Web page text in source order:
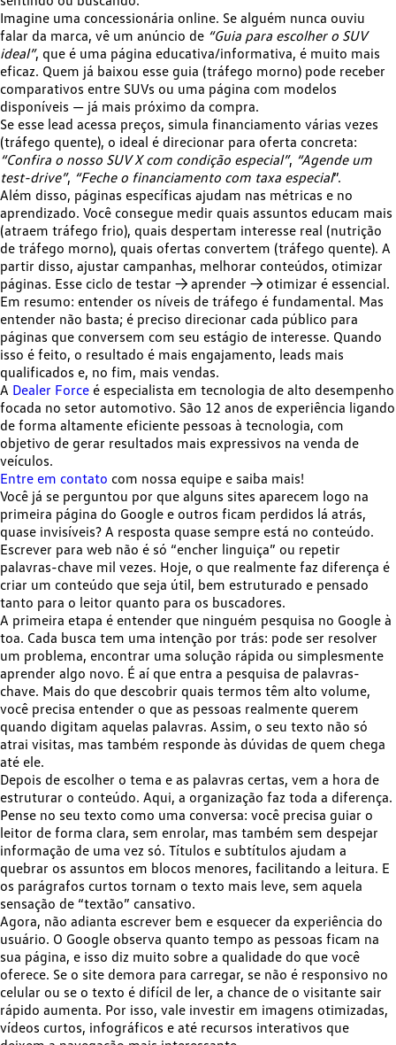
Imagine uma concessionária online. Se alguém nunca ouviu
falar da marca, vê um anúncio de “Guia para escolher o SUV
ideal”, que é uma página educativa/informativa, é muito mais
eficaz. Quem já baixou esse guia (tráfego morno) pode receber
comparativos entre SUVs ou uma página com modelos
disponíveis — já mais próximo da compra.
Se esse lead acessa preços, simula financiamento várias vezes
(tráfego quente), o ideal é direcionar para oferta concreta:
“Confira o nosso SUV X com condição especial”, “Agende um
test-drive”, “Feche o financiamento com taxa especial”.
Além disso, páginas específicas ajudam nas métricas e no
aprendizado. Você consegue medir quais assuntos educam mais
(atraem tráfego frio), quais despertam interesse real (nutrição
de tráfego morno), quais ofertas convertem (tráfego quente). A
partir disso, ajustar campanhas, melhorar conteúdos, otimizar
páginas. Esse ciclo de testar → aprender → otimizar é essencial.
Em resumo: entender os níveis de tráfego é fundamental. Mas
entender não basta; é preciso direcionar cada público para
páginas que conversem com seu estágio de interesse. Quando
isso é feito, o resultado é mais engajamento, leads mais
qualificados e, no fim, mais vendas.
A Dealer Force é especialista em tecnologia de alto desempenho
focada no setor automotivo. São 12 anos de experiência ligando
de forma altamente eficiente pessoas à tecnologia, com
objetivo de gerar resultados mais expressivos na venda de
veículos.
Entre em contato com nossa equipe e saiba mais!
Você já se perguntou por que alguns sites aparecem logo na
primeira página do Google e outros ficam perdidos lá atrás,
quase invisíveis? A resposta quase sempre está no conteúdo.
Escrever para web não é só “encher linguiça” ou repetir
palavras-chave mil vezes. Hoje, o que realmente faz diferença é
criar um conteúdo que seja útil, bem estruturado e pensado
tanto para o leitor quanto para os buscadores.
A primeira etapa é entender que ninguém pesquisa no Google à
toa. Cada busca tem uma intenção por trás: pode ser resolver
um problema, encontrar uma solução rápida ou simplesmente
aprender algo novo. É aí que entra a pesquisa de palavras-
chave. Mais do que descobrir quais termos têm alto volume,
você precisa entender o que as pessoas realmente querem
quando digitam aquelas palavras. Assim, o seu texto não só
atrai visitas, mas também responde às dúvidas de quem chega
até ele.
Depois de escolher o tema e as palavras certas, vem a hora de
estruturar o conteúdo. Aqui, a organização faz toda a diferença.
Pense no seu texto como uma conversa: você precisa guiar o
leitor de forma clara, sem enrolar, mas também sem despejar
informação de uma vez só. Títulos e subtítulos ajudam a
quebrar os assuntos em blocos menores, facilitando a leitura. E
os parágrafos curtos tornam o texto mais leve, sem aquela
sensação de “textão” cansativo.
Agora, não adianta escrever bem e esquecer da experiência do
usuário. O Google observa quanto tempo as pessoas ficam na
sua página, e isso diz muito sobre a qualidade do que você
oferece. Se o site demora para carregar, se não é responsivo no
celular ou se o texto é difícil de ler, a chance de o visitante sair
rápido aumenta. Por isso, vale investir em imagens otimizadas,
vídeos curtos, infográficos e até recursos interativos que